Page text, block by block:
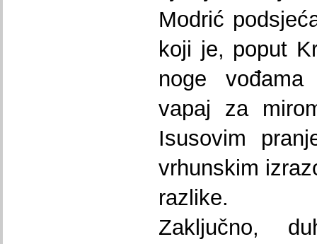
Modrić
koji je, poput
noge
vapaj za
Isusovim
vrhunskim
razlike.
Zaključno,